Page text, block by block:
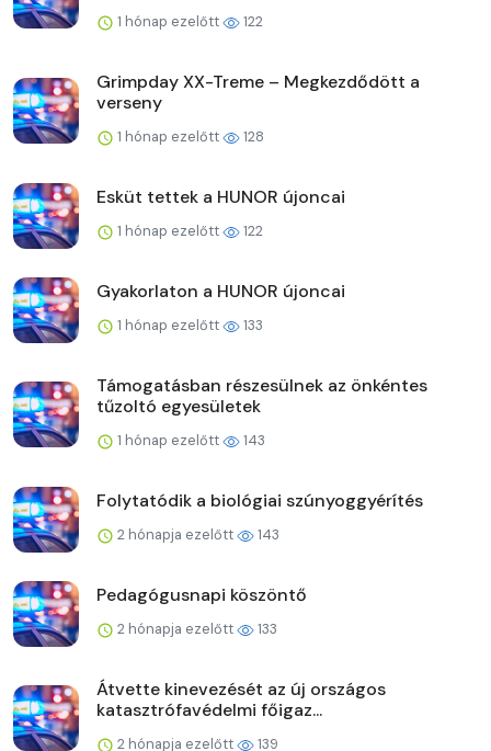
1 hónap ezelőtt 122
Grimpday XX-Treme – Megkezdődött a
verseny
1 hónap ezelőtt 128
Esküt tettek a HUNOR újoncai
1 hónap ezelőtt 122
Gyakorlaton a HUNOR újoncai
1 hónap ezelőtt 133
Támogatásban részesülnek az önkéntes
tűzoltó egyesületek
1 hónap ezelőtt 143
Folytatódik a biológiai szúnyoggyérítés
2 hónapja ezelőtt 143
Pedagógusnapi köszöntő
2 hónapja ezelőtt 133
Átvette kinevezését az új országos
katasztrófavédelmi főigaz...
2 hónapja ezelőtt 139